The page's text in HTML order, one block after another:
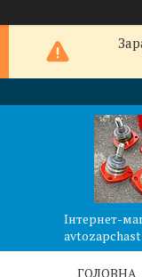
Інтернет-
ГОЛОВНА